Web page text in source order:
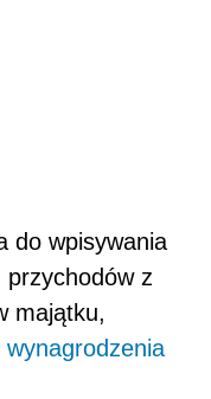
do wpisywania
przychodów z
majątku,
wynagrodzenia